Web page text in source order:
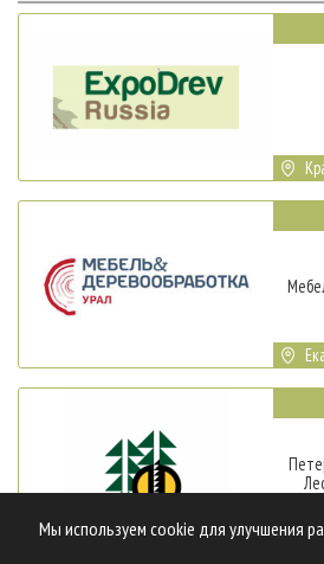
Мы используем cookie для улучшения